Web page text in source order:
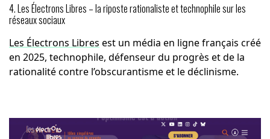
4. Les Électrons Libres – la riposte rationaliste et technophile sur les
réseaux sociaux
Les Électrons Libres est un média en ligne français créé
en 2025, technophile, défenseur du progrès et de la
rationalité contre l’obscurantisme et le déclinisme.